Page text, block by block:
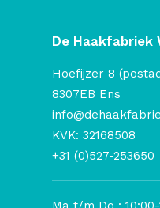
De Haakfabriek
Hoefijzer 8
8307EB Ens
KVK: 32168508
+31 (0)527-253650